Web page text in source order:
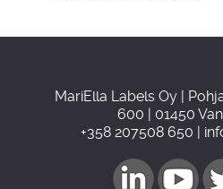
MariElla Labels Oy |
600 | 01450
+358 207508 650 |